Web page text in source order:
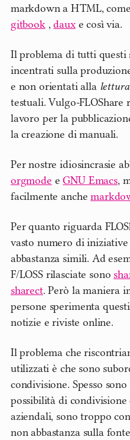
markdown a HTML,
gitbook,dauxe così via.
Il problema di tutti questi
incentrati sulla
e non orientati alla lettura
testuali. Vulgo-FLOShare
lavoro per la
la creazione di manuali.
Per nostre idiosincrasie
orgmode eGNU Emacs,
facilmente anche
Per quanto riguarda
vasto numero di
abbastanza simili. Ad
F/LOSS rilasciate sono
sharect. Però la maniera
persone sperimenta
notizie e riviste online.
Il problema che
utilizzati è che sono
condivisione. Spesso
possibilità di
aziendali, sono troppo
non abbastanza sulla